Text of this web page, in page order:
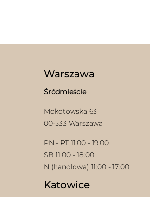
Warszawa
Śródmieście
Mokotowska 63
00-533 Warszawa
PN - PT 11:00 - 19:00
SB 11:00 - 18:00
N (handlowa) 11:00 - 17:00
Katowice